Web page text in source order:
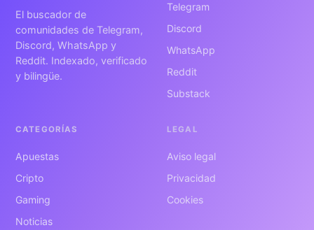
El buscador de
comunidades de Telegram,
Discord, WhatsApp y
Reddit. Indexado, verificado
y bilingüe.
Telegram
Discord
WhatsApp
Reddit
Substack
CATEGORÍAS
Apuestas
Cripto
Gaming
Noticias
LEGAL
Aviso legal
Privacidad
Cookies